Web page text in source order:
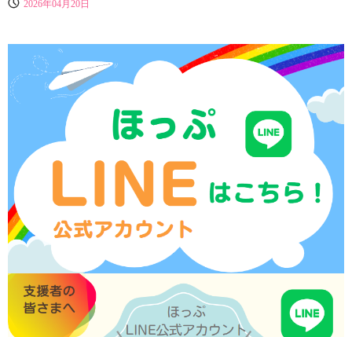
2026年04月20日